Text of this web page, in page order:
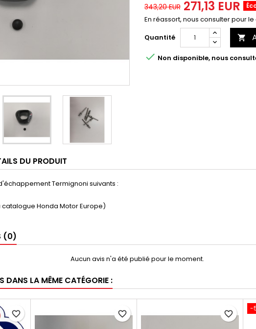
343,20 EUR 271,13 EUR
En réassort, nous consulter pour
Quantité

 Non disponible, nous
DU PRODUIT
Termignoni suivants :
catalogue Honda Motor Europe)
(0)
Aucun avis n'a été publié pour le moment.
DANS LA MÊME CATÉGORIE :
favorite_border favorite_border favorite_border
-